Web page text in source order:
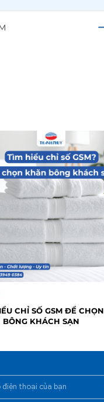
CHỈ SỐ GSM ĐỂ CHỌN
BÔNG KHÁCH SẠN